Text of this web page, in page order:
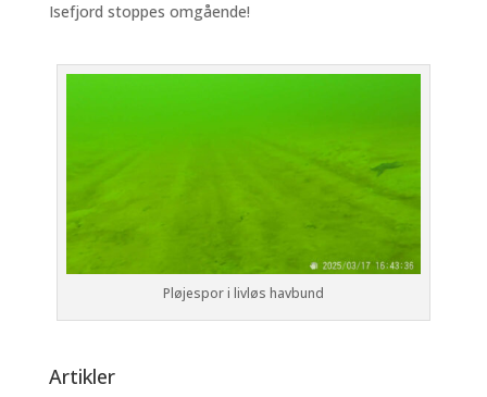
Isefjord stoppes omgående!
Pløjespor i livløs havbund
Artikler